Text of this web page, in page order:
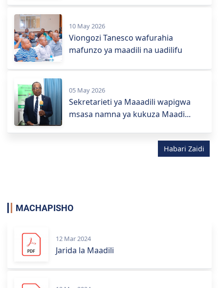
10 May 2026
Viongozi Tanesco wafurahia
mafunzo ya maadili na uadilifu
05 May 2026
Sekretarieti ya Maaadili wapigwa
msasa namna ya kukuza Maadi...
Habari Zaidi
MACHAPISHO
12 Mar 2024
Jarida la Maadili